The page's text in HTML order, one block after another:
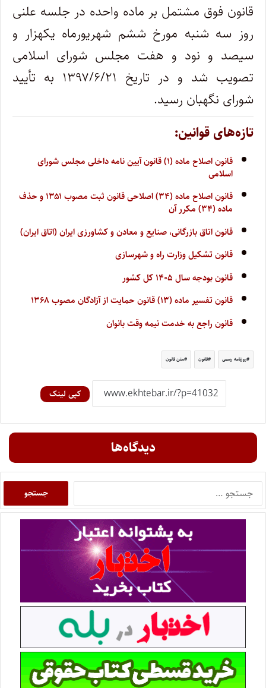
قانون فوق مشتمل بر ماده واحده در جلسه علنی
روز سه شنبه مورخ ششم شهریورماه یکهزار و
سیصد و نود و هفت مجلس شورای اسلامی
تصویب شد و در تاریخ ۱۳۹۷/۶/۲۱ به تأیید
شورای نگهبان رسید.
تازه‌های قوانین:
قانون اصلاح ماده (۱) قانون آیین نامه داخلی مجلس شورای
اسلامی
قانون اصلاح ماده (۳۴) اصلاحی قانون ثبت مصوب ۱۳۵۱ و حذف
ماده (۳۴) مکرر آن
قانون اتاق بازرگانی، صنایع و معادن و کشاورزی ایران (اتاق ایران)
قانون تشکیل وزارت راه و شهرسازی
قانون بودجه سال ۱۴۰۵ کل کشور
قانون تفسیر ماده (۱۳) قانون حمایت از آزادگان مصوب ۱۳۶۸
قانون راجع به خدمت نیمه وقت بانوان
روزنامه رسمی قانون متن قانون
کپی لینک
دیدگاه‌ها